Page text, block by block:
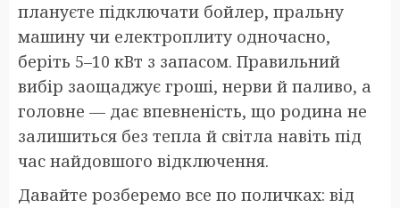
плануєте підключати бойлер, пральну
машину чи електроплиту одночасно,
беріть 5–10 кВт з запасом. Правильний
вибір заощаджує гроші, нерви й паливо, а
головне — дає впевненість, що родина не
залишиться без тепла й світла навіть під
час найдовшого відключення.
Давайте розберемо все по поличках: від